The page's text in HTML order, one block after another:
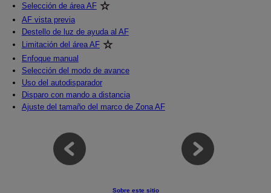
Selección de área AF
AF vista previa
Destello de luz de ayuda al AF
Limitación del área AF
Enfoque manual
Selección del modo de avance
Uso del autodisparador
Disparo con mando a distancia
Ajuste del tamaño del marco de Zona AF
Sobre este sitio